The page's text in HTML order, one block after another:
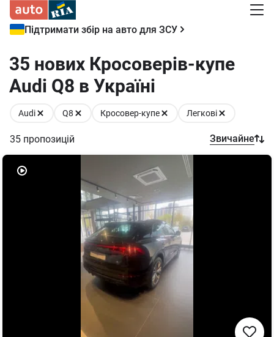
Підтримати збір на авто для ЗСУ
35 нових Кросоверів-купе
Audi Q8 в Україні
Audi Q8 Кросовер-купе Легкові
35 пропозицій Звичайне